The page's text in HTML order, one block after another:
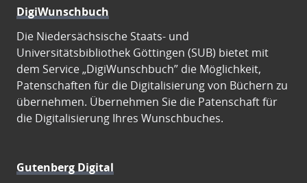
DigiWunschbuch
Die Niedersächsische Staats- und
Universitätsbibliothek Göttingen (SUB) bietet mit
dem Service „DigiWunschbuch” die Möglichkeit,
Patenschaften für die Digitalisierung von Büchern zu
übernehmen. Übernehmen Sie die Patenschaft für
die Digitalisierung Ihres Wunschbuches.
Gutenberg Digital